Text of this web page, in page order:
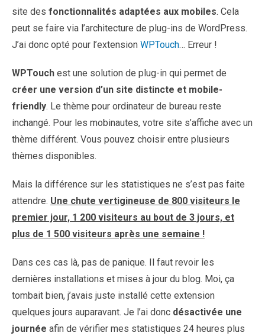
site des fonctionnalités adaptées aux mobiles. Cela
peut se faire via l’architecture de plug-ins de WordPress.
J’ai donc opté pour l’extension WPTouch… Erreur !
WPTouch est une solution de plug-in qui permet de
créer une version d’un site distincte et mobile-
friendly. Le thème pour ordinateur de bureau reste
inchangé. Pour les mobinautes, votre site s’affiche avec un
thème différent. Vous pouvez choisir entre plusieurs
thèmes disponibles.
Mais la différence sur les statistiques ne s’est pas faite
attendre. Une chute vertigineuse de 800 visiteurs le
premier jour, 1 200 visiteurs au bout de 3 jours, et
plus de 1 500 visiteurs après une semaine !
Dans ces cas là, pas de panique. Il faut revoir les
dernières installations et mises à jour du blog. Moi, ça
tombait bien, j’avais juste installé cette extension
quelques jours auparavant. Je l’ai donc désactivée une
journée afin de vérifier mes statistiques 24 heures plus